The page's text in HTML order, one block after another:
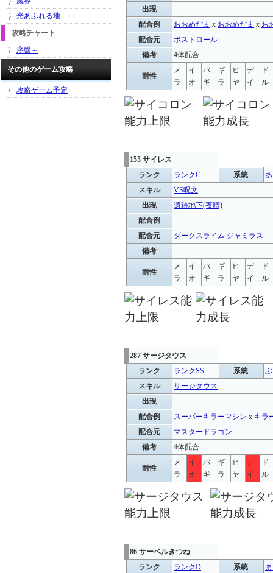
出現
配合例
おおめだま x おおめだま x お
配合元
ボストロール
備考
4体配合
耐性
メ
ラ
イ
オ
バ
ギ
ギ
ラ
ヒ
ヤ
デ
イ
ド
ル
155 サイレス
ランク
ランクC 系統
スキル
VS呪文
出現
遺跡地下(夜晴)
配合例
配合元
ダークスライム ジャミラス
備考
耐性
メ
ラ
イ
オ
バ
ギ
ギ
ラ
ヒ
ヤ
デ
イ
ド
ル
287 サージタウス
ランク
ランクSS 系統
スキル
サージタウス
出現
配合例
スーパーキラーマシン x キラ
配合元
マスタードラゴン
備考
4体配合
耐性
メ
ラ
イ
オ
バ
ギ
ギ
ラ
ヒ
ヤ
デ
イ
ド
ル
86 サーベルきつね
ランク
ランクD 系統
光あふれる地
攻略チャート
序盤～
その他のゲーム攻略
攻略ゲーム予定